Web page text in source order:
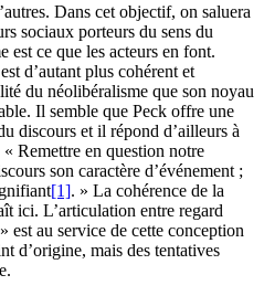
Dans cet objectif, on saluera
sociaux porteurs du sens du
est ce que les acteurs en font.
d’autant plus cohérent et
du néolibéralisme que son noyau
Il semble que Peck offre une
discours et il répond d’ailleurs à
Remettre en question notre
son caractère d’événement ;
[1]. » La cohérence de la
ici. L’articulation entre regard
est au service de cette conception
d’origine, mais des tentatives